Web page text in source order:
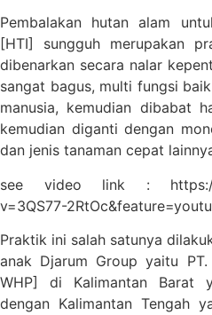
Pembalakan hutan alam
[HTI] sungguh merupakan
dibenarkan secara nalar
sangat bagus, multi fungsi
manusia, kemudian dibabat
kemudian diganti dengan
dan jenis tanaman cepat
see video link : https://
v=3QS77-
Praktik ini salah satunya
anak Djarum Group yaitu
WHP] di Kalimantan Barat
dengan Kalimantan Tengah